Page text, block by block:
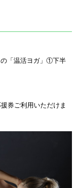
の「温活ヨガ」①下半
券ご利用いただけま